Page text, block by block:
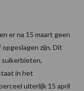
er na 15 maart geen
zijn. Dit
in het
uiterlijk 15 april